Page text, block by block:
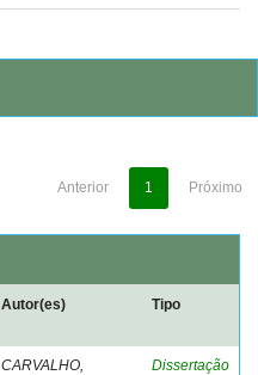
Anterior 1 Próximo
Autor(es) Tipo
CARVALHO,
Dissertação